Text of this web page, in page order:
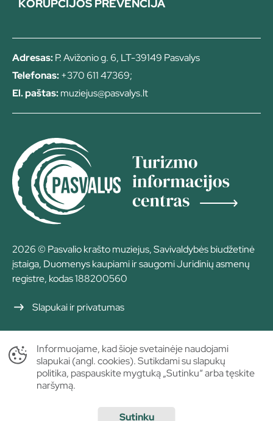
KORUPCIJOS PREVENCIJA
Adresas:P. Avižonio g. 6, LT-39149 Pasvalys
Telefonas:+370 611 47369;
El. paštas:muziejus@pasvalys.lt
2026 © Pasvalio krašto muziejus, Savivaldybės biudžetinė
įstaiga, Duomenys kaupiami ir saugomi Juridinių asmenų
registre, kodas 188200560
Slapukai ir privatumas
Sprendimas:
Informuojame, kad šioje svetainėje naudojami
slapukai (angl. cookies). Sutikdami su slapukų
politika, paspauskite mygtuką „Sutinku“ arba tęskite
naršymą.
Sutinku